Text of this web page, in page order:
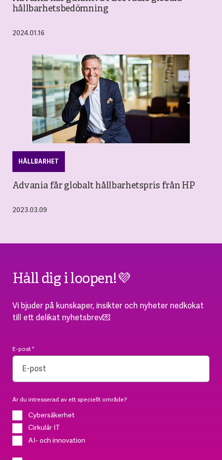
hållbarhetsbedömning
2024.01.16
HÅLLBARHET
Advania får globalt hållbarhetspris från HP
2023.03.09
Håll dig i loopen!💜
Vi bjuder på kunskaper, insikter och nyheter nedkokat
till ett delikat nyhetsbrev💌
E-post*
Är du intresserad av ett speciellt område?
Cybersäkerhet
Cirkulär IT
AI- och innovation